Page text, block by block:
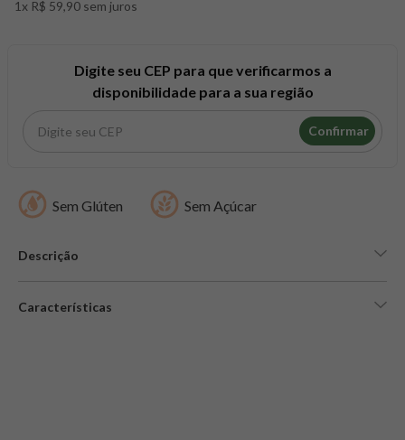
1x R$ 59,90 sem juros
Digite seu CEP para que verificarmos a
disponibilidade para a sua região
Confirmar
Sem Glúten Sem Açúcar
Descrição
Características
8º snack proteico mundo verde